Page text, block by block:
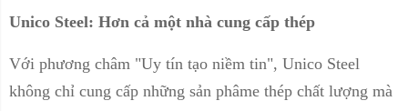
Unico Steel: Hơn cả một nhà cung cấp thép
Với phương châm "Uy tín tạo niềm tin", Unico Steel
không chỉ cung cấp những sản phâme thép chất lượng mà